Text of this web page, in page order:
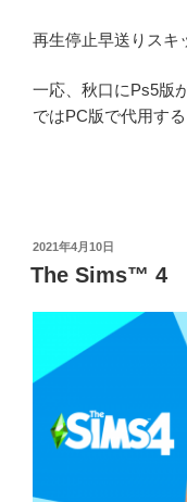
再生停止早送りスキ
一応、秋口にPs5版
ではPC版で代用す
投
稿
日:
2021年4月10日
The Sims™ 4